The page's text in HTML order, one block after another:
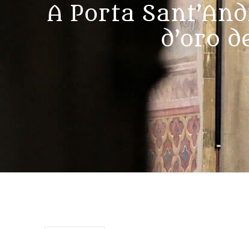
A Porta
d’oro